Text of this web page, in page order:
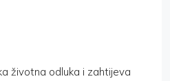
životna odluka i zahtijeva